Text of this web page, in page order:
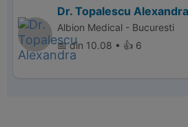
Dr. Topalescu Alexandra
Albion Medical - Bucuresti
📅 din 10.08 • 👍 6